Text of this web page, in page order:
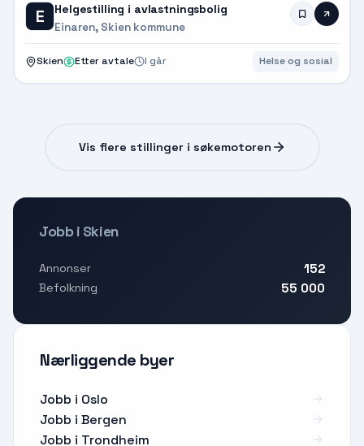
E Helgestilling i avlastningsbolig
Einaren, Skien kommune
Skien Etter avtale I går Helse og sosial
Vis flere stillinger i søkemotoren
Jobb i Skien
Annonser 152
Befolkning 55 000
Nærliggende byer
Jobb i Oslo
Jobb i Bergen
Jobb i Trondheim